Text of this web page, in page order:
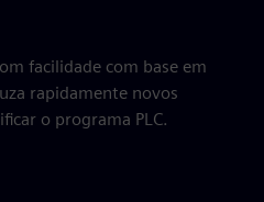
facilidade com base em
rapidamente novos
o programa PLC.